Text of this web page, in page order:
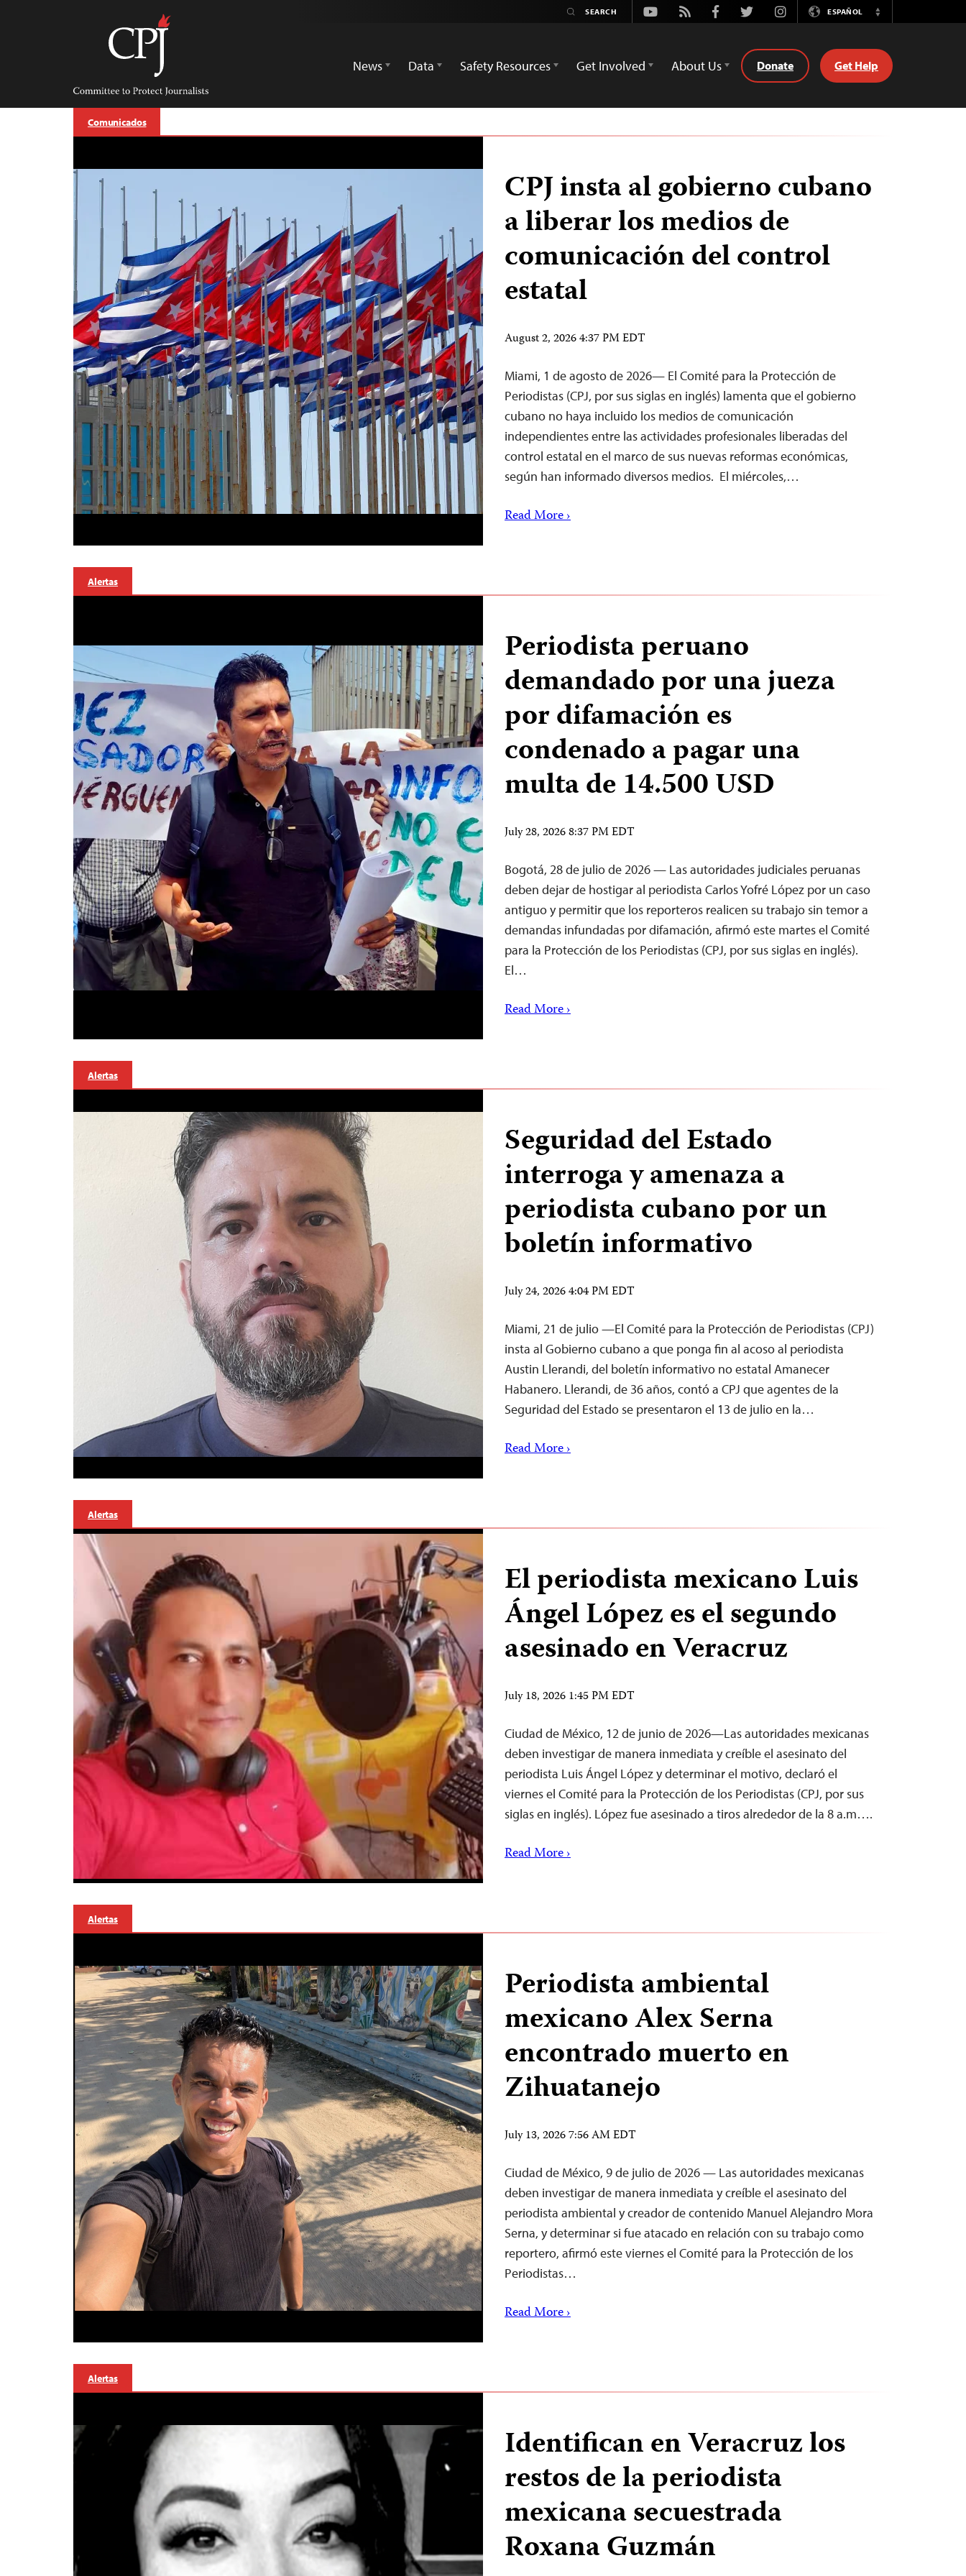
Committee
Protect
Journalists
Youtube
Rss FacebookTwitterInstagramESPAÑOL
Switch
News
Data Safety Resources Get Involved About Us Donate Get Help
Comunicados
CPJ insta al gobierno cubano
a liberar los medios de
comunicación del control
estatal
August 2, 2026 4:37 PM EDT
Miami, 1 de agosto de 2026— El Comité para la Protección de
Periodistas (CPJ, por sus siglas en inglés) lamenta que el gobierno
cubano no haya incluido los medios de comunicación
independientes entre las actividades profesionales liberadas del
control estatal en el marco de sus nuevas reformas económicas,
según han informado diversos medios. El miércoles,…
Read More ›
Alertas
Periodista peruano
demandado por una jueza
por difamación es
condenado a pagar una
multa de 14.500 USD
July 28, 2026 8:37 PM EDT
Bogotá, 28 de julio de 2026 — Las autoridades judiciales peruanas
deben dejar de hostigar al periodista Carlos Yofré López por un caso
antiguo y permitir que los reporteros realicen su trabajo sin temor a
demandas infundadas por difamación, afirmó este martes el Comité
para la Protección de los Periodistas (CPJ, por sus siglas en inglés).
El…
Read More ›
Alertas
Seguridad del Estado
interroga y amenaza a
periodista cubano por un
boletín informativo
July 24, 2026 4:04 PM EDT
Miami, 21 de julio —El Comité para la Protección de Periodistas (CPJ)
insta al Gobierno cubano a que ponga fin al acoso al periodista
Austin Llerandi, del boletín informativo no estatal Amanecer
Habanero. Llerandi, de 36 años, contó a CPJ que agentes de la
Seguridad del Estado se presentaron el 13 de julio en la…
Read More ›
Alertas
El periodista mexicano Luis
Ángel López es el segundo
asesinado en Veracruz
July 18, 2026 1:45 PM EDT
Ciudad de México, 12 de junio de 2026—Las autoridades mexicanas
deben investigar de manera inmediata y creíble el asesinato del
periodista Luis Ángel López y determinar el motivo, declaró el
viernes el Comité para la Protección de los Periodistas (CPJ, por sus
siglas en inglés). López fue asesinado a tiros alrededor de la 8 a.m….
Read More ›
Alertas
Periodista ambiental
mexicano Alex Serna
encontrado muerto en
Zihuatanejo
July 13, 2026 7:56 AM EDT
Ciudad de México, 9 de julio de 2026 — Las autoridades mexicanas
deben investigar de manera inmediata y creíble el asesinato del
periodista ambiental y creador de contenido Manuel Alejandro Mora
Serna, y determinar si fue atacado en relación con su trabajo como
reportero, afirmó este viernes el Comité para la Protección de los
Periodistas…
Read More ›
Alertas
Identifican en Veracruz los
restos de la periodista
mexicana secuestrada
Roxana Guzmán